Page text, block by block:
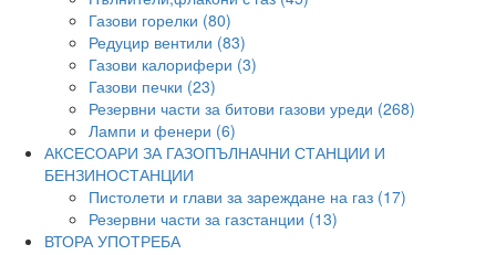
Газови горелки (80)
Редуцир вентили (83)
Газови калорифери (3)
Газови печки (23)
Резервни части за битови газови уреди (268)
Лампи и фенери (6)
АКСЕСОАРИ ЗА ГАЗОПЪЛНАЧНИ СТАНЦИИ И
БЕНЗИНОСТАНЦИИ
Пистолети и глави за зареждане на газ (17)
Резервни части за газстанции (13)
ВТОРА УПОТРЕБА